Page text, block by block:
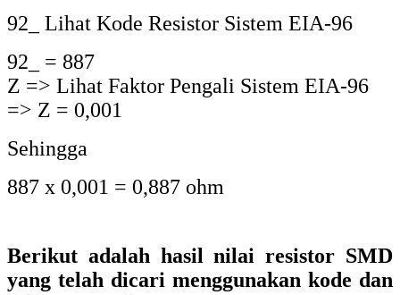
20Y
1.58Ω 20X 15.8Ω 20A 158Ω 20B 1.58kΩ
22Y
1.65Ω 22X
23Y 1.69Ω 23X 16.9Ω 23A 169Ω 23B 1.69kΩ
24Y
1.74Ω 24X
26Y 1.82Ω
1.87Ω
28Y 1.91Ω 28X 19.1Ω 28A 191Ω
32Y
2.1Ω 32X 21Ω 32A 210Ω 32B
2.1kΩ
33Y 2.15Ω 33X 21.5Ω 33A 215Ω 33B
2.15kΩ